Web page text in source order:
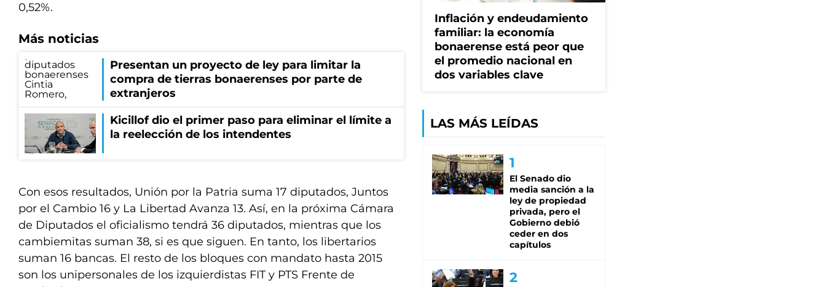
0,52%.
Más noticias
Presentan un proyecto de ley para limitar la
compra de tierras bonaerenses por parte de
extranjeros
Kicillof dio el primer paso para eliminar el límite a
la reelección de los intendentes
Con esos resultados, Unión por la Patria suma 17 diputados, Juntos
por el Cambio 16 y La Libertad Avanza 13. Así, en la próxima Cámara
de Diputados el oficialismo tendrá 36 diputados, mientras que los
cambiemitas suman 38, si es que siguen. En tanto, los libertarios
suman 16 bancas. El resto de los bloques con mandato hasta 2015
son los unipersonales de los izquierdistas FIT y PTS Frente de
Inflación y endeudamiento
familiar: la economía
bonaerense está peor que
el promedio nacional en
dos variables clave
LAS MÁS LEÍDAS
El Senado dio
media sanción a la
ley de propiedad
privada, pero el
Gobierno debió
ceder en dos
capítulos